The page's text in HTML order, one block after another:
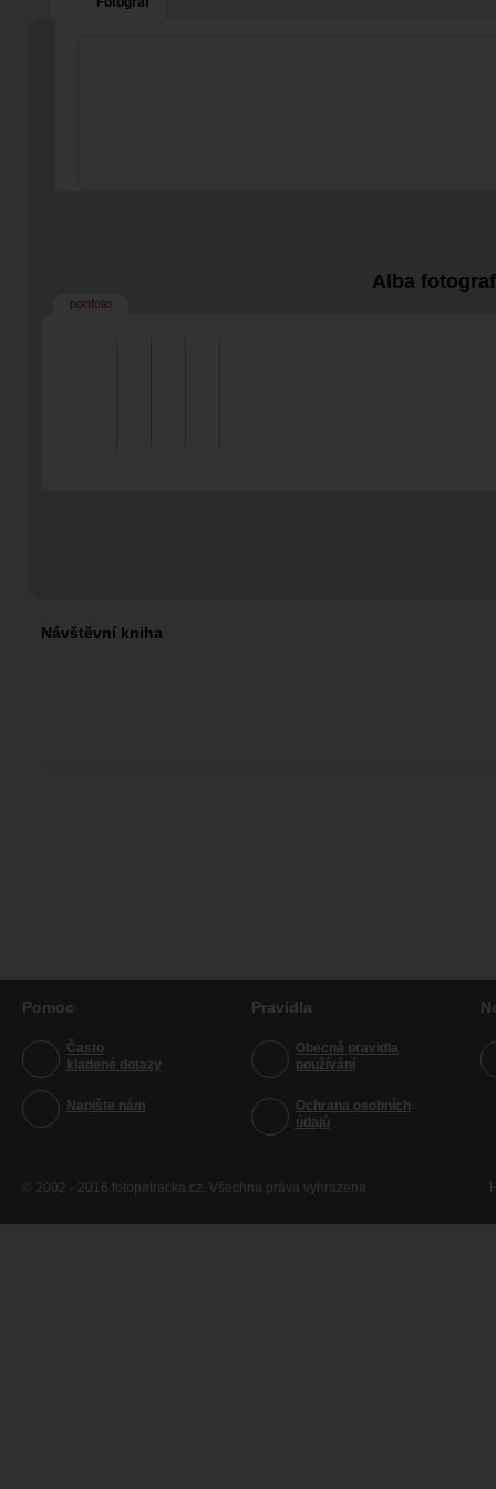
Alba
portfolio
Návštěvní kniha
Pomoc
Často
kladené dotazy
Napište nám
Pravidla
Obecná pravidla
používání
Ochrana osobních
údajů
© 2002 - 2016 fotopatracka.cz. Všechna práva vyhrazena